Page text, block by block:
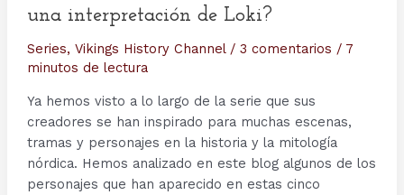
una interpretación de Loki?
Series, Vikings History Channel/ 3 comentarios / 7
minutos de lectura
Ya hemos visto a lo largo de la serie que sus
creadores se han inspirado para muchas escenas,
tramas y personajes en la historia y la mitología
nórdica. Hemos analizado en este blog algunos de los
personajes que han aparecido en estas cinco